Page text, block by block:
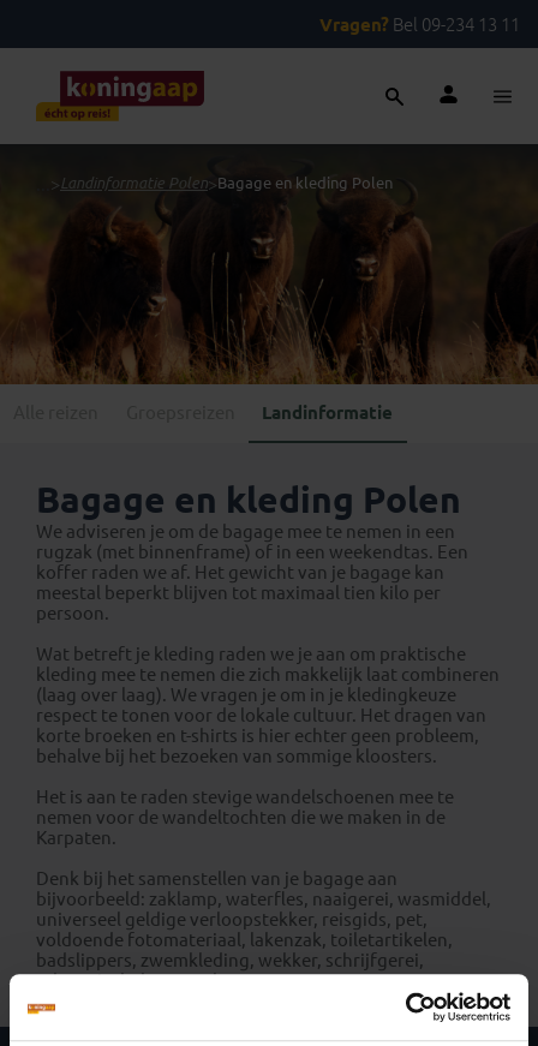
Vragen? Bel 09-234 13 11
> Landinformatie Polen>Bagage en kleding Polen
Landinformatie
Bagage en kleding Polen
We adviseren je om de bagage mee te nemen in een
rugzak (met binnenframe) of in een weekendtas. Een
koffer raden we af. Het gewicht van je bagage kan
meestal beperkt blijven tot maximaal tien kilo per
persoon.
Wat betreft je kleding raden we je aan om praktische
kleding mee te nemen die zich makkelijk laat combineren
(laag over laag). We vragen je om in je kledingkeuze
respect te tonen voor de lokale cultuur. Het dragen van
korte broeken en t-shirts is hier echter geen probleem,
behalve bij het bezoeken van sommige kloosters.
Het is aan te raden stevige wandelschoenen mee te
nemen voor de wandeltochten die we maken in de
Karpaten.
Denk bij het samenstellen van je bagage aan
bijvoorbeeld: zaklamp, waterfles, naaigerei, wasmiddel,
universeel geldige verloopstekker, reisgids, pet,
voldoende fotomateriaal, lakenzak, toiletartikelen,
badslippers, zwemkleding, wekker, schrijfgerei,
schaartje, beker en zakmes.